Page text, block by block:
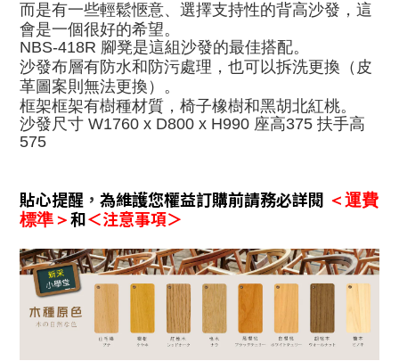
而是有一些輕鬆愜意、選擇支持性的背高沙發，這
會是一個很好的希望。
NBS-418R 腳凳是這組沙發的最佳搭配。
沙發布層有防水和防污處理，也可以拆洗更換（皮
革圖案則無法更換）。
框架框架有樹種材質 ， 椅子橡樹和黑胡北紅桃。
沙發尺寸 W1760 x D800 x H990 座高375 扶手高
575
貼心提醒 ， 為維護您權益訂購前請務必詳閱 ＜運費
標準＞和＜注意事項＞